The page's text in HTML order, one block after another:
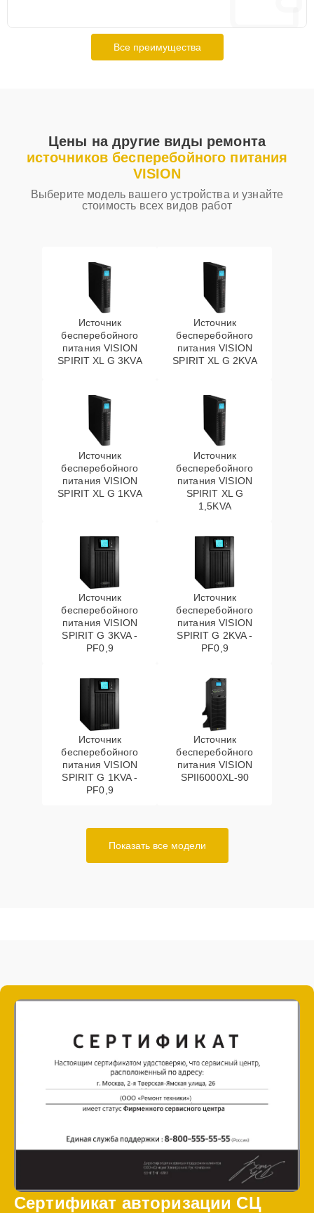
Все преимущества
Цены на другие виды ремонта
источников бесперебойного питания
VISION
Выберите модель вашего устройства и узнайте
стоимость всех видов работ
Источник
бесперебойного
питания VISION
SPIRIT XL G 3KVA
Источник
бесперебойного
питания VISION
SPIRIT XL G 2KVA
Источник
бесперебойного
питания VISION
SPIRIT XL G 1KVA
Источник
бесперебойного
питания VISION
SPIRIT XL G
1,5KVA
Источник
бесперебойного
питания VISION
SPIRIT G 3KVA -
PF0,9
Источник
бесперебойного
питания VISION
SPIRIT G 2KVA -
PF0,9
Источник
бесперебойного
питания VISION
SPIRIT G 1KVA -
PF0,9
Источник
бесперебойного
питания VISION
SPII6000XL-90
Показать все модели
Сертификат авторизации СЦ